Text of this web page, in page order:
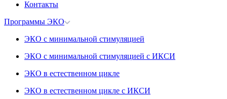
Контакты
Программы ЭКО
ЭКО с минимальной стимуляцией
ЭКО с минимальной стимуляцией с ИКСИ
ЭКО в естественном цикле
ЭКО в естественном цикле с ИКСИ